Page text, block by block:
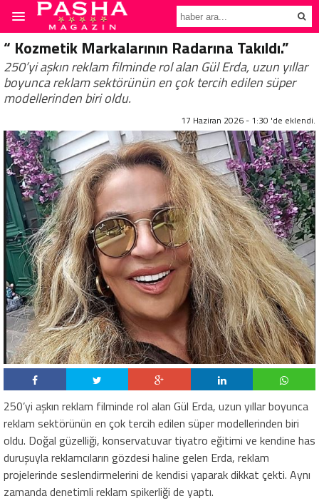
“ Kozmetik Markalarının Radarına Takıldı.”
250’yi aşkın reklam filminde rol alan Gül Erda, uzun yıllar
boyunca reklam sektörünün en çok tercih edilen süper
modellerinden biri oldu.
17 Haziran 2026 - 1:30 'de eklendi.
250’yi aşkın reklam filminde rol alan Gül Erda, uzun yıllar boyunca
reklam sektörünün en çok tercih edilen süper modellerinden biri
oldu. Doğal güzelliği, konservatuvar tiyatro eğitimi ve kendine has
duruşuyla reklamcıların gözdesi haline gelen Erda, reklam
projelerinde seslendirmelerini de kendisi yaparak dikkat çekti. Aynı
zamanda denetimli reklam spikerliği de yaptı.